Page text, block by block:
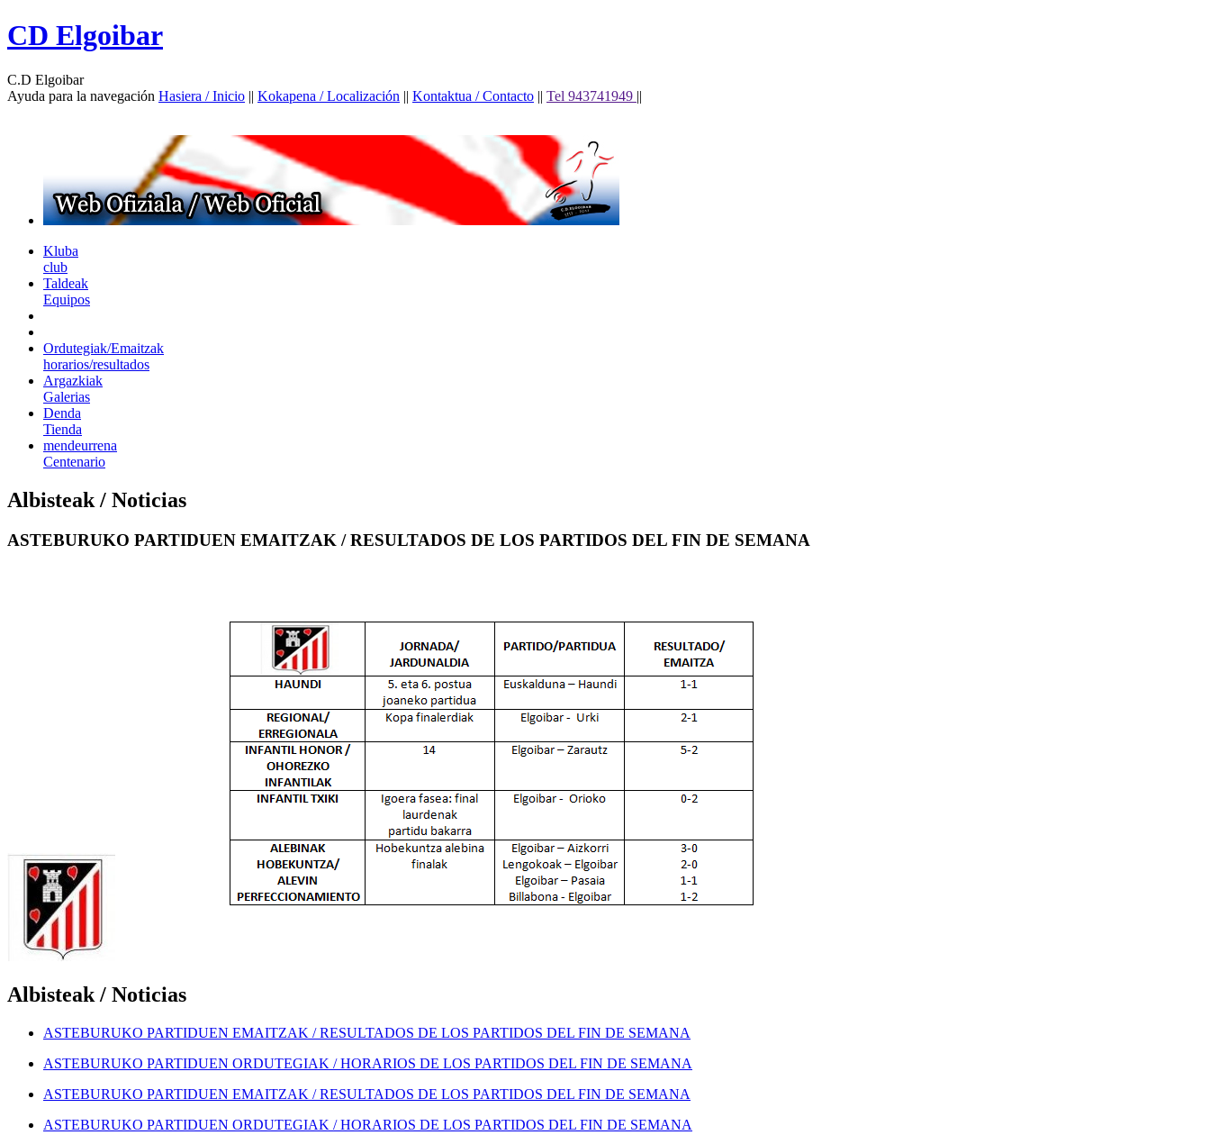
CD Elgoibar
C.D Elgoibar
Ayuda para la navegación Hasiera / Inicio || Kokapena / Localización || Kontaktua / Contacto || Tel 943741949 ||
Kluba
club
Taldeak
Equipos
Ordutegiak/Emaitzak
horarios/resultados
Argazkiak
Galerias
Denda
Tienda
mendeurrena
Centenario
Albisteak / Noticias
ASTEBURUKO PARTIDUEN EMAITZAK / RESULTADOS DE LOS PARTIDOS DEL FIN DE SEMANA
Albisteak / Noticias
ASTEBURUKO PARTIDUEN EMAITZAK / RESULTADOS DE LOS PARTIDOS DEL FIN DE SEMANA
ASTEBURUKO PARTIDUEN ORDUTEGIAK / HORARIOS DE LOS PARTIDOS DEL FIN DE SEMANA
ASTEBURUKO PARTIDUEN EMAITZAK / RESULTADOS DE LOS PARTIDOS DEL FIN DE SEMANA
ASTEBURUKO PARTIDUEN ORDUTEGIAK / HORARIOS DE LOS PARTIDOS DEL FIN DE SEMANA